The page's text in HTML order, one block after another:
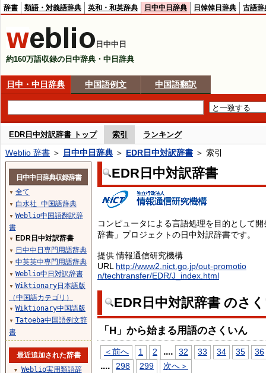
辞書 類語・対義語辞典 英和・和英辞典 日中中日辞典 日韓韓日辞典 古語辞
日中中日
約160万語収録の日中辞典・中日辞典
日中・中日辞典 中国語例文 中国語翻訳
EDR日中対訳辞書 トップ 索引 ランキング
Weblio 辞書 ＞ 日中中日辞典 ＞ EDR日中対訳辞書 ＞ 索引
EDR日中対訳辞書
コンピュータによる言語処理を目的として
辞書」プロジェクトの日中対訳辞書です。
提供 情報通信研究機構
URL http://www2.nict.go.jp/out-promotio
n/techtransfer/EDR/J_index.html
EDR日中対訳辞書 のさ
「H」から始まる用語のさくいん
＜前へ 1 2 .... 32 33 34 35 36
.... 298 299 次へ＞
日中中日辞典収録辞書
▼ 全て
▼ 白水社 中国語辞典
▼ Weblio中国語翻訳辞
書
▼ EDR日中対訳辞書
▼ 日中中日専門用語辞典
▼ 中英英中専門用語辞典
▼ Weblio中日対訳辞書
▼ Wiktionary日本語版
（中国語カテゴリ）
▼ Wiktionary中国語版
▼ Tatoeba中国語例文辞
書
最近追加された辞書
▼
Weblio実用類語辞